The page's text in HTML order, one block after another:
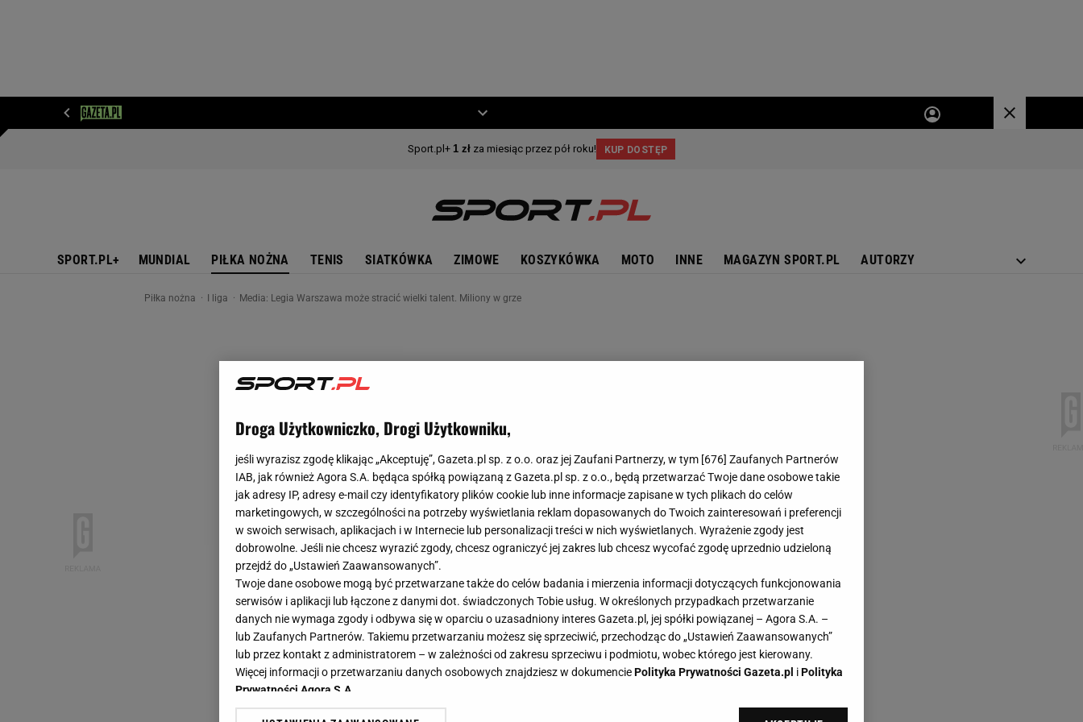
SPORT.PL+ MUNDIAL PIŁKA NOŻNA TENIS SIATKÓWKA ZIMOWE KOSZYKÓWKA MOTO INNE MAGAZYN SPORT.PL AUTORZY
Piłka nożna I liga Media: Legia Warszawa może stracić wielki talent. Miliony w grze
Droga Użytkowniczko, Drogi Użytkowniku,
jeśli wyrazisz zgodę klikając „Akceptuję”, Gazeta.pl sp. z o.o. oraz jej Zaufani Partnerzy, w tym [676] Zaufanych Partnerów
IAB, jak również Agora S.A. będąca spółką powiązaną z Gazeta.pl sp. z o.o., będą przetwarzać Twoje dane osobowe takie
jak adresy IP, adresy e-mail czy identyfikatory plików cookie lub inne informacje zapisane w tych plikach do celów
marketingowych, w szczególności na potrzeby wyświetlania reklam dopasowanych do Twoich zainteresowań i preferencji
w swoich serwisach, aplikacjach i w Internecie lub personalizacji treści w nich wyświetlanych. Wyrażenie zgody jest
dobrowolne. Jeśli nie chcesz wyrazić zgody, chcesz ograniczyć jej zakres lub chcesz wycofać zgodę uprzednio udzieloną
przejdź do „Ustawień Zaawansowanych”.
Twoje dane osobowe mogą być przetwarzane także do celów badania i mierzenia informacji dotyczących funkcjonowania
serwisów i aplikacji lub łączone z danymi dot. świadczonych Tobie usług. W określonych przypadkach przetwarzanie
danych nie wymaga zgody i odbywa się w oparciu o uzasadniony interes Gazeta.pl, jej spółki powiązanej – Agora S.A. –
lub Zaufanych Partnerów. Takiemu przetwarzaniu możesz się sprzeciwić, przechodząc do „Ustawień Zaawansowanych”
lub przez kontakt z administratorem – w zależności od zakresu sprzeciwu i podmiotu, wobec którego jest kierowany.
Więcej informacji o przetwarzaniu danych osobowych znajdziesz w dokumenciePolityka Prywatności Gazeta.pl iPolityka
Prywatności Agora S.A.